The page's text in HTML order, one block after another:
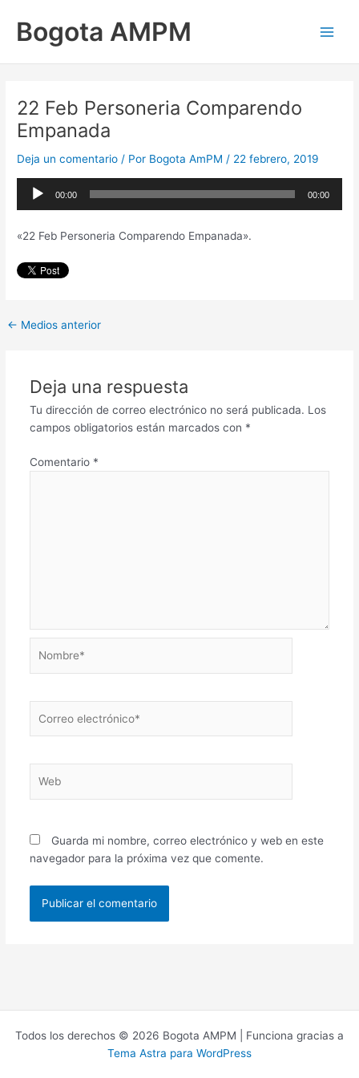
contenido
Bogota AMPM
22 Feb Personeria Comparendo
Empanada
Deja un comentario / Por Bogota AmPM / 22 febrero, 2019
Reproductor
00:00 00:00
«22 Feb Personeria Comparendo Empanada».
← Medios anterior
Deja una respuesta
Tu dirección de correo electrónico no será publicada. Los
campos obligatorios están marcados con *
Comentario *
electrónico*
Guarda mi nombre, correo electrónico y web en este
navegador para la próxima vez que comente.
Todos los derechos © 2026 Bogota AMPM | Funciona gracias a
Tema Astra para WordPress